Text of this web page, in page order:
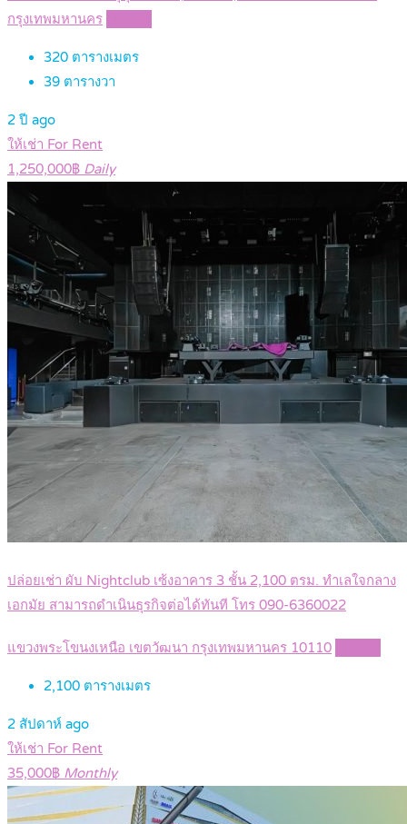
กรุงเทพมหานคร
320 ตารางเมตร
39 ตารางวา
2 ปี ago
ให้เช่า For Rent
1,250,000฿ Daily
ปล่อยเช่า ผับ Nightclub เซ้งอาคาร 3 ชั้น 2,100 ตรม. ทำเลใจกลาง
เอกมัย สามารถดำเนินธุรกิจต่อได้ทันที โทร 090-6360022
แขวงพระโขนงเหนือ เขตวัฒนา กรุงเทพมหานคร 10110
2,100 ตารางเมตร
2 สัปดาห์ ago
ให้เช่า For Rent
35,000฿ Monthly